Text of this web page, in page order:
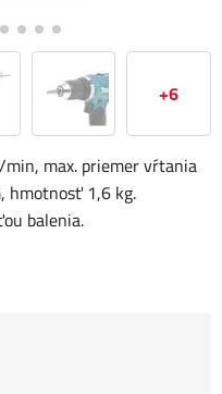
+6
max. priemer vŕtania
hmotnosť 1,6 kg.
balenia.